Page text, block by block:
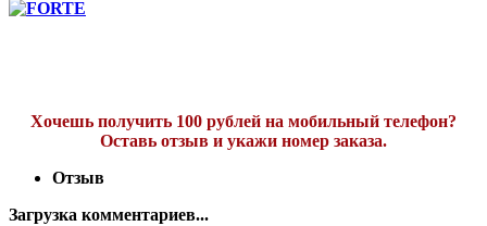
Хочешь получить 100 рублей на мобильный телефон?
Оставь отзыв и укажи номер заказа.
Отзыв
Загрузка комментариев...